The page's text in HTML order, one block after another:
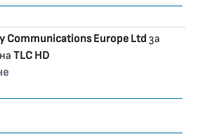
Communications Europe Ltdза
TLC HD